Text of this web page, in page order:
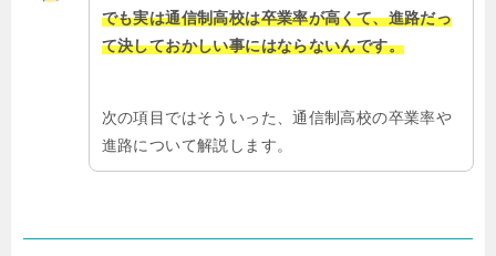
でも実は通信制高校は卒業率が高くて、進路だっ
て決しておかしい事にはならないんです。
次の項目ではそういった、通信制高校の卒業率や
進路について解説します。